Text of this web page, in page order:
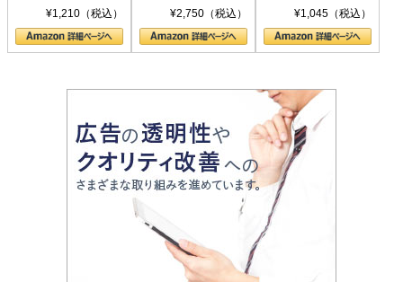
シリーズ)¥1,210（税込）
〈ヤヌス〉の二つ
の顔
¥2,750（税込）
ル新書)¥1,045（税込）